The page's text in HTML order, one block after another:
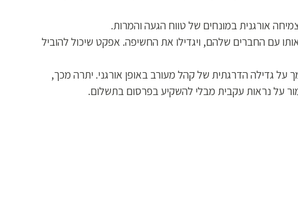
אורגנית במונחים של טווח הגעה והמרות.
עם החברים שלהם, ויגדילו את החשיפה. אפקט שיכול להוביל
על גדילה הדרגתית של קהל מעורב באופן אורגני. יתרה מכך,
על נראות עקבית מבלי להשקיע בפרסום בתשלום.